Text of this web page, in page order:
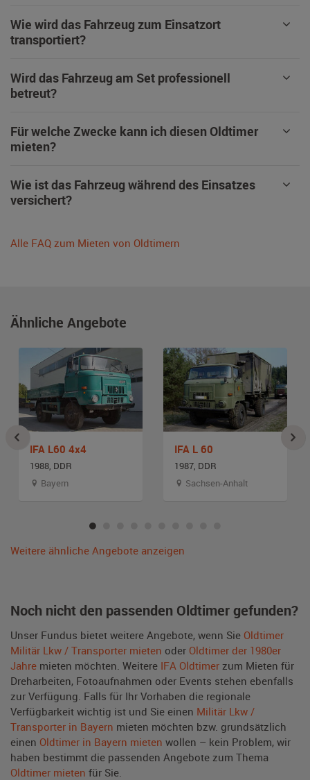
Wie wird das Fahrzeug zum Einsatzort
transportiert?
Wird das Fahrzeug am Set professionell
betreut?
Für welche Zwecke kann ich diesen Oldtimer
mieten?
Wie ist das Fahrzeug während des Einsatzes
versichert?
Alle FAQ zum Mieten von Oldtimern
Ähnliche Angebote
IFA L60 4x4
1988, DDR
Bayern
IFA L 60
1987, DDR
Sachsen-Anhalt
Weitere ähnliche Angebote anzeigen
Noch nicht den passenden Oldtimer gefunden?
Unser Fundus bietet weitere Angebote, wenn Sie Oldtimer
Militär Lkw / Transporter mieten oder Oldtimer der 1980er
Jahre mieten möchten. Weitere IFA Oldtimer zum Mieten für
Dreharbeiten, Fotoaufnahmen oder Events stehen ebenfalls
zur Verfügung. Falls für Ihr Vorhaben die regionale
Verfügbarkeit wichtig ist und Sie einen Militär Lkw /
Transporter in Bayern mieten möchten bzw. grundsätzlich
einen Oldtimer in Bayern mieten wollen – kein Problem, wir
haben bestimmt die passenden Angebote zum Thema
Oldtimer mieten für Sie.